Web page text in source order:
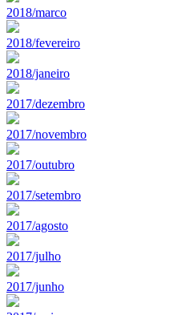
2018/marco
2018/fevereiro
2018/janeiro
2017/dezembro
2017/novembro
2017/outubro
2017/setembro
2017/agosto
2017/julho
2017/junho